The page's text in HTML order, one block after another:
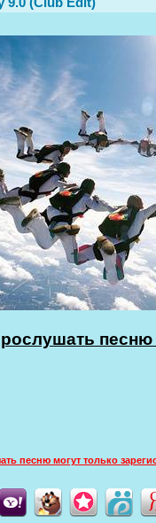
песню
песню могут только